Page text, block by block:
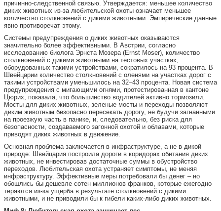
причинно-следственной связью. Утверждается: меньшее количество
диких животных из-за любительской охоты означает меньшее
количество столкновений с дикими животными. Эмпирические данные
явно противоречат этому.
Системы предупреждения о диких животных оказываются
значительно более эффективными. В Австрии, согласно
исследованию биолога Эрнста Мозера (Ernst Moser), количество
столкновений с дикими животными на тестовых участках,
оборудованных такими устройствами, сократилось на 93 процента. В
Швейцарии количество столкновений с оленями на участках дорог с
такими устройствами уменьшилось на 32–43 процента. Новая система
предупреждения с мигающими огнями, протестированная в кантоне
Цюрих, показала, что большинство водителей активно тормозили.
Мосты для диких животных, зеленые мосты и переходы позволяют
диким животным безопасно пересекать дорогу, не будучи загнанными
на проезжую часть в панике, и, следовательно, без риска для
безопасности, создаваемого загонной охотой и облавами, которые
приводят диких животных в движение.
Основная проблема заключается в инфраструктуре, а не в дикой
природе: Швейцария построила дороги в коридорах обитания диких
животных, не инвестировав достаточные суммы в обустройство
переходов. Любительская охота устраняет симптомы, не меняя
инфраструктуру. Эффективные меры потребовали бы денег – но
обошлись бы дешевле сотен миллионов франков, которые ежегодно
теряются из-за ущерба в результате столкновений с дикими
животными, и не приводили бы к гибели каких-либо диких животных.